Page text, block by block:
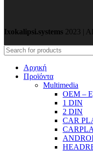
Ixokalipsi.systems 2023 |
Αρχική
Προϊόντα
Μultimedia
OEM –
1 DIN
2 DIN
CAR